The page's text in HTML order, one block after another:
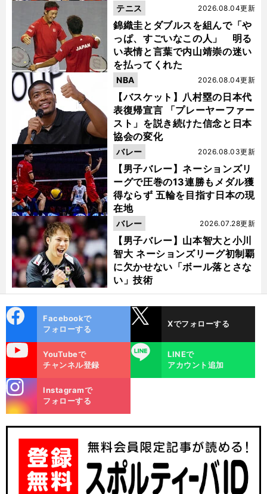
錦織圭とダブルスを組んで「や
っぱ、すごいなこの人」 明る
い表情と言葉で内山靖崇の迷い
を払ってくれた
2026.08.04更新
テニス
【バスケット】八村塁の日本代
表復帰宣言 「プレーヤーファー
スト」を説き続けた信念と日本
協会の変化
2026.08.04更新
NBA
【男子バレー】ネーションズリ
ーグで圧巻の13連勝もメダル獲
得ならず 五輪を目指す日本の現
在地
2026.08.03更新
バレー
【男子バレー】山本智大と小川
智大 ネーションズリーグ初制覇
に欠かせない「ボール落とさな
い」技術
2026.07.28更新
バレー
ok
Facebookで
フォローする
Xでフォローする
YouTubeで
チャンネル登録
LINE
LINEで
アカウント追加
m
Instagramで
フォローする